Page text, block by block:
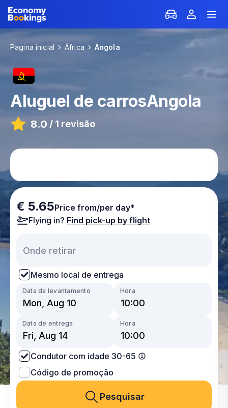
Pagina inicial África Angola
Aluguel de carrosAngola
8.0 / 1 revisão
€ 5.65Price from/per day*
Flying in? Find pick-up by flight
Mesmo local de entrega
Data da levantamento Hora
Data de entrega Hora
Condutor com idade 30-65
Código de promoção
Pesquisar